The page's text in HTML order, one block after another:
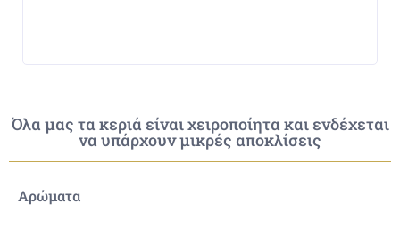
Όλα μας τα κεριά είναι χειροποίητα και ενδέχεται
να υπάρχουν μικρές αποκλίσεις
Αρώματα